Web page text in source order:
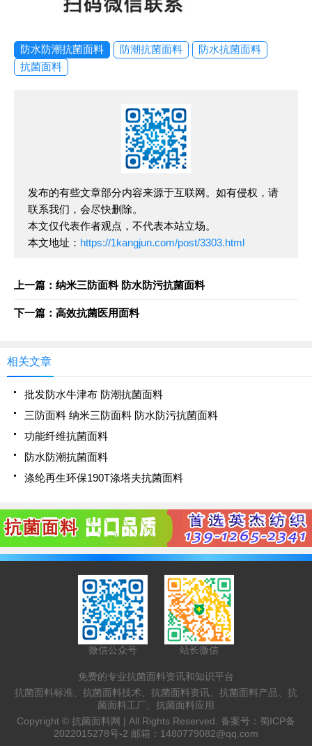
防水防潮抗菌面料 防潮抗菌面料
防水抗菌面料
抗菌面料
发布的有些文章部分内容来源于互联网。如有侵权，请
联系我们，会尽快删除。
本文仅代表作者观点，不代表本站立场。
本文地址： https://1kangjun.com/post/3303.html
上一篇：纳米三防面料 防水防污抗菌面料
下一篇：高效抗菌医用面料
相关文章
批发防水牛津布 防潮抗菌面料
三防面料 纳米三防面料 防水防污抗菌面料
功能纤维抗菌面料
防水防潮抗菌面料
涤纶再生环保190T涤塔夫抗菌面料
微信公众号 站长微信
免费的专业抗菌面料资讯和知识平台
抗菌面料标准、抗菌面料技术、抗菌面料资讯、抗菌面料产品、抗
菌面料工厂、抗菌面料应用
Copyright © 抗菌面料网 | All Rights Reserved. 备案号： 蜀ICP备
2022015278号-2 邮箱： 1480779082@qq.com